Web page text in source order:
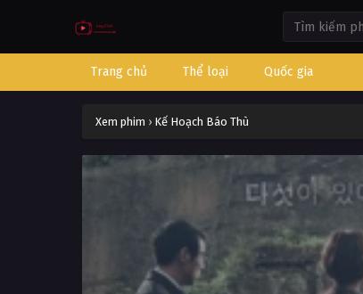
Trang chủ Thể loại Quốc gia
Xem phim › Kế Hoạch Báo Thù